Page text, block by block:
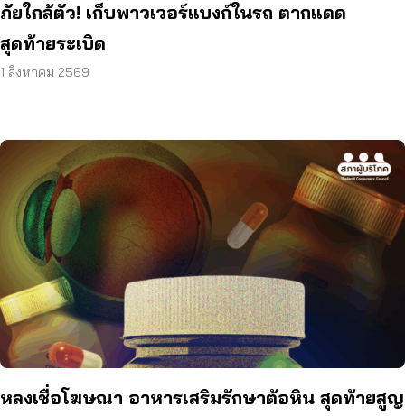
ภัยใกล้ตัว! เก็บพาวเวอร์แบงก์ในรถ ตากแดด
สุดท้ายระเบิด
1 สิงหาคม 2569
หลงเชื่อโฆษณา อาหารเสริมรักษาต้อหิน สุดท้ายสูญ